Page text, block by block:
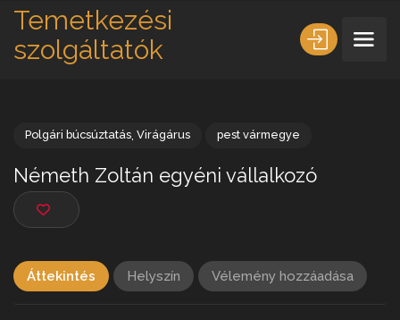
Temetkezési
szolgáltatók
Németh Zoltán egyéni vállalkozó
Áttekintés Helyszín Vélemény hozzáadása